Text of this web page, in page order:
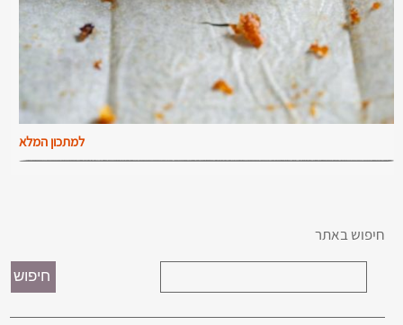
למתכון המלא
חיפוש באתר